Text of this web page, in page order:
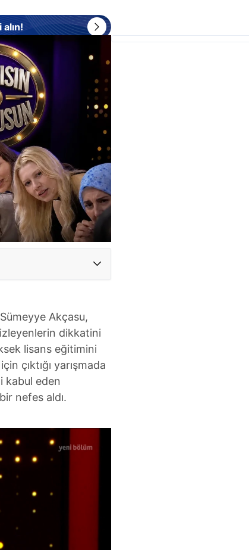
Akçasu,
dikkatini
lisans eğitimini
çıktığı yarışmada
kabul eden
nefes aldı.